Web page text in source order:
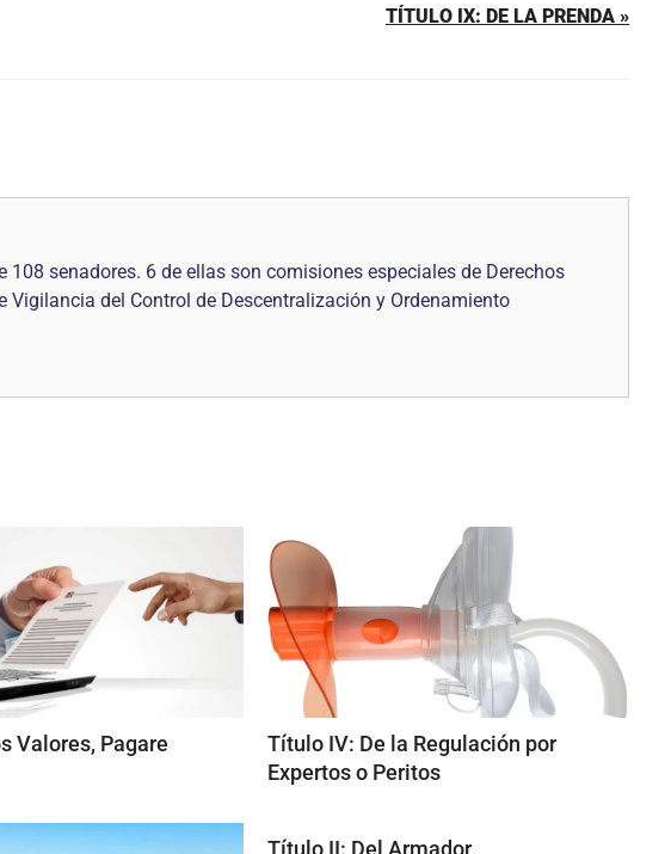
TÍTULO IX: DE LA PRENDA »
senadores. 6 de ellas son comisiones especiales de Derechos
Vigilancia del Control de Descentralización y Ordenamiento
Valores, Pagare
Título IV: De la Regulación por
Expertos o Peritos
Título II: Del Armador